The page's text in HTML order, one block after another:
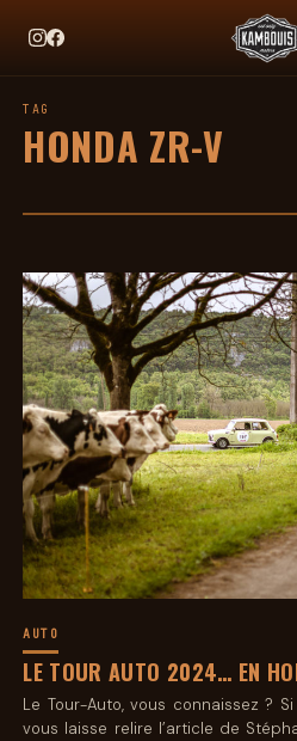
TAG HEUER X
TAG
HONDA ZR-V
AUTO
LE TOUR AUTO 2024… EN
Le Tour-Auto, vous connaissez ?
vous laisse relire l’article de